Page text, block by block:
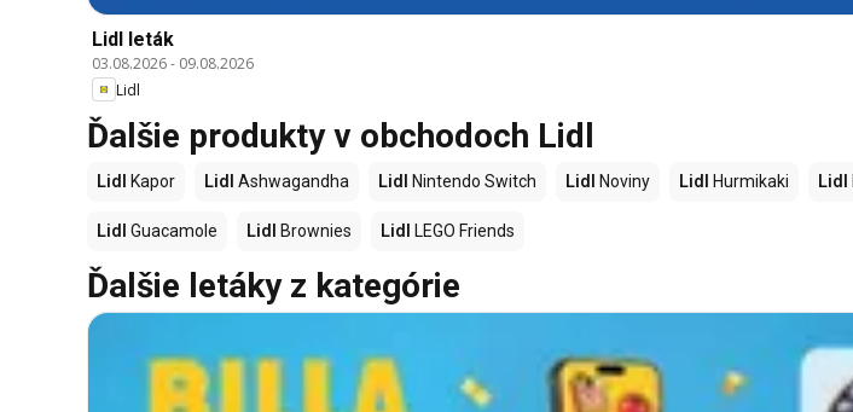
Lidl leták
03.08.2026- 09.08.2026
Lidl
Ďalšie produkty v obchodoch Lidl
Lidl Kapor Lidl Ashwagandha Lidl Nintendo Switch Lidl Noviny Lidl Hurmikaki Lidl
Lidl Guacamole Lidl Brownies Lidl LEGO Friends
Ďalšie letáky z kategórie